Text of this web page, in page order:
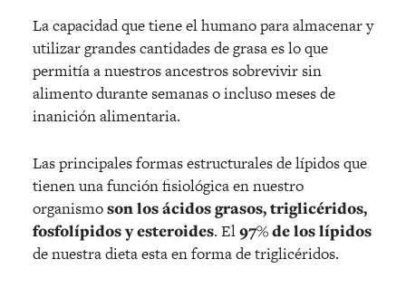
La capacidad que tiene el humano para almacenar y
utilizar grandes cantidades de grasa es lo que
permitía a nuestros ancestros sobrevivir sin
alimento durante semanas o incluso meses de
inanición alimentaria.
Las principales formas estructurales de lípidos que
tienen una función fisiológica en nuestro
organismoson los ácidos grasos, triglicéridos,
fosfolípidos y esteroides. El97% de los lípidos
de nuestra dieta esta en forma de triglicéridos.